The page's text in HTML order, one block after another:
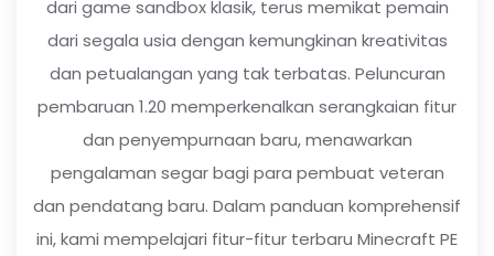
dari game sandbox klasik, terus memikat pemain
dari segala usia dengan kemungkinan kreativitas
dan petualangan yang tak terbatas. Peluncuran
pembaruan 1.20 memperkenalkan serangkaian fitur
dan penyempurnaan baru, menawarkan
pengalaman segar bagi para pembuat veteran
dan pendatang baru. Dalam panduan komprehensif
ini, kami mempelajari fitur-fitur terbaru Minecraft PE